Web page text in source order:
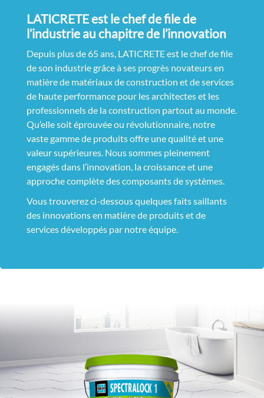
LATICRETE est le chef de file de
l’industrie au chapitre de l’innovation
Depuis plus de 65 ans, LATICRETE est le chef de file
de son industrie grâce à ses progrès novateurs en
matière de matériaux de construction et de services
de haute performance pour les architectes et les
professionnels de la construction partout au monde.
Qu’elle soit éprouvée ou révolutionnaire, notre
vaste gamme de produits offre une qualité et une
valeur supérieures. Nous sommes pleinement
engagés dans l’innovation, la croissance et une
approche complète des composants de systèmes.
Vous trouverez ci-dessous quelques faits saillants
des innovations en matière de produits et de
services développés par notre équipe.